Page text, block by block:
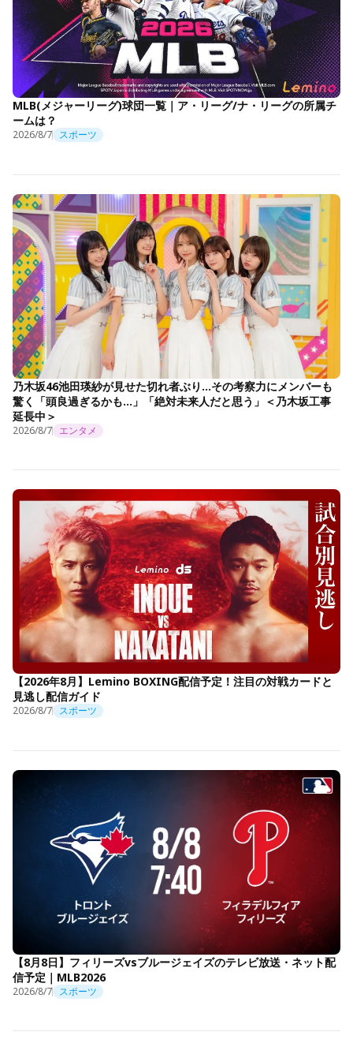
MLB(メジャーリーグ)球団一覧｜ア・リーグ/ナ・リーグの所属チ
ームは？
2026/8/7 スポーツ
乃木坂46池田瑛紗が見せた切れ者ぶり…その考察力にメンバーも
驚く「頭良過ぎるかも…」「絶対未来人だと思う」＜乃木坂工事
延長中＞
2026/8/7 エンタメ
【2026年8月】Lemino BOXING配信予定！注目の対戦カードと
見逃し配信ガイド
2026/8/7 スポーツ
【8月8日】フィリーズvsブルージェイズのテレビ放送・ネット配
信予定｜MLB2026
2026/8/7 スポーツ